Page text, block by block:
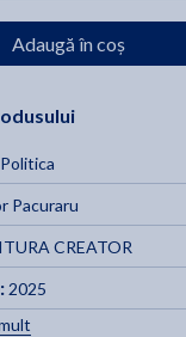
Adaugă în coș
Politica
Pacuraru
CREATOR
2025